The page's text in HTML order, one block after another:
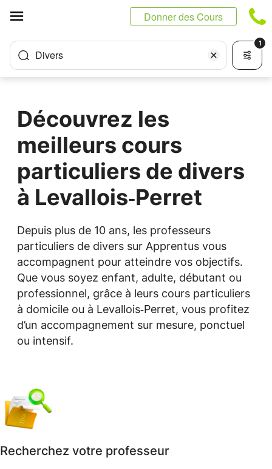
Donner des Cours
Divers
1
Découvrez les
meilleurs cours
particuliers de divers
à Levallois‑Perret
Depuis plus de 10 ans, les professeurs
particuliers de divers sur Apprentus vous
accompagnent pour atteindre vos objectifs.
Que vous soyez enfant, adulte, débutant ou
professionnel, grâce à leurs cours particuliers
à domicile ou à Levallois‑Perret, vous profitez
d’un accompagnement sur mesure, ponctuel
ou intensif.
Recherchez votre professeur